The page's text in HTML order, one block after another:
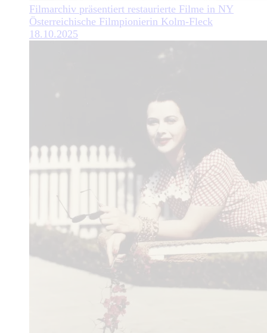
Filmarchiv präsentiert restaurierte Filme in NY
Österreichische Filmpionierin Kolm-Fleck
18.10.2025